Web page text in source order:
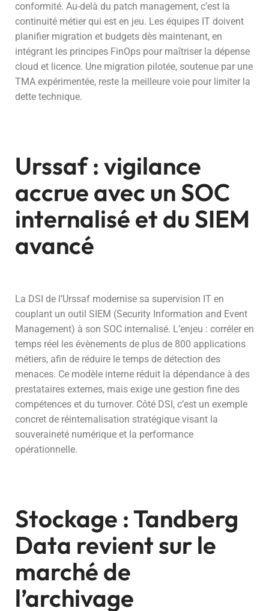
conformité. Au-delà du patch management, c’est la
continuité métier qui est en jeu. Les équipes IT doivent
planifier migration et budgets dès maintenant, en
intégrant les principes FinOps pour maîtriser la dépense
cloud et licence. Une migration pilotée, soutenue par une
TMA expérimentée, reste la meilleure voie pour limiter la
dette technique.
Urssaf : vigilance
accrue avec un SOC
internalisé et du SIEM
avancé
La DSI de l’Urssaf modernise sa supervision IT en
couplant un outil SIEM (Security Information and Event
Management) à son SOC internalisé. L’enjeu : corréler en
temps réel les évènements de plus de 800 applications
métiers, afin de réduire le temps de détection des
menaces. Ce modèle interne réduit la dépendance à des
prestataires externes, mais exige une gestion fine des
compétences et du turnover. Côté DSI, c’est un exemple
concret de réinternalisation stratégique visant la
souveraineté numérique et la performance
opérationnelle.
Stockage : Tandberg
Data revient sur le
marché de
l’archivage